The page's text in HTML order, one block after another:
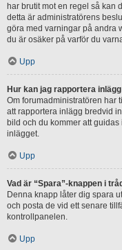
har brutit mot en regel så kan
detta är administratörens
göra med varningar på andra
du är osäker på varför du
Upp
Hur kan jag rapportera
Om forumadministratören har
att rapportera inlägg bredvid
bild och du kommer att
inlägget.
Upp
Vad är “Spara”-knappen i
Denna knapp låter dig spara
och posta de vid ett senare
kontrollpanelen.
Upp